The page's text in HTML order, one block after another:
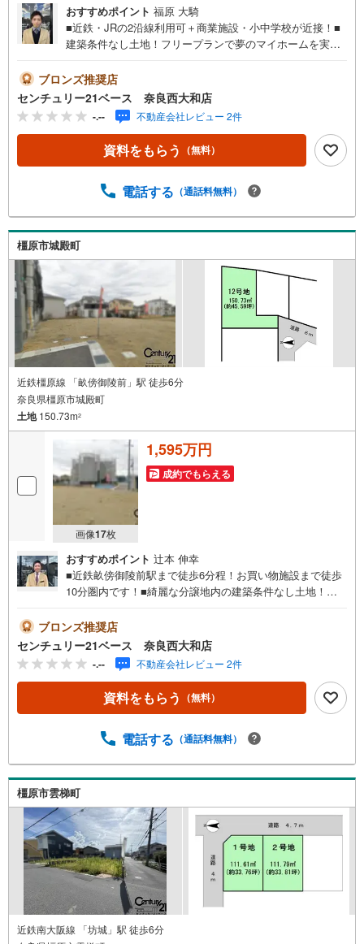
おすすめポイント 福原 大騎
■近鉄・JRの2沿線利用可＋商業施設・小中学校が近接！■
建築条件なし土地！フリープランで夢のマイホームを実
事終わりのお時間でもご見学可！・今から見たい！という
お声にもご対応できます！◇住宅ローンもお任せくださ
い！◇・提携銀行多数あり（地方銀行・都市銀行・信用金
庫etc）・優遇後適用金利 0.875％～（審査内容により異な
ります）--- ◇◇ Yahoo！不動産キャンペーン対象店舗 ◇◇
----当店で物件を成約いただくとPayPayボーナスライトが
象になります。「資料をもらう」「見学予約をする」から
のうえお問い合わせください。-----------------------------
ブロンズ推奨店
センチュリー21ベース 奈良西大和店
-.-- 不動産会社レビュー 2件
資料をもらう （無料）
電話する （通話料無料）
橿原市城殿町
近鉄橿原線 「畝傍御陵前」駅 徒歩6分
奈良県橿原市城殿町
土地150.73m2
画像17枚
1,595万円
成約でもらえる
おすすめポイント 辻本 伸幸
■近鉄畝傍御陵前駅まで徒歩6分程！お買い物施設まで徒歩
10分圏内です！■綺麗な分譲地内の建築条件なし土地！理
水曜日も休まず営業中！・お仕事終わりのお時間でもご見
学可！・今から見たい！というお声にもご対応できます！
◇住宅ローンもお任せください！◇・提携銀行多数あり
（地方銀行・都市銀行・信用金庫etc）・優遇後適用金利 0.
875％～（審査内容により異なります）--- ◇◇ Yahoo！不
動産キャンペーン対象店舗 ◇◇ ----当店で物件を成約いた
物件ご成約キャンペーン】の対象になります。「資料をも
Yahoo！ JAPAN IDでログインのうえお問い合わせくださ
い。-----------------------------
ブロンズ推奨店
センチュリー21ベース 奈良西大和店
-.-- 不動産会社レビュー 2件
資料をもらう （無料）
電話する （通話料無料）
橿原市雲梯町
近鉄南大阪線 「坊城」駅 徒歩6分